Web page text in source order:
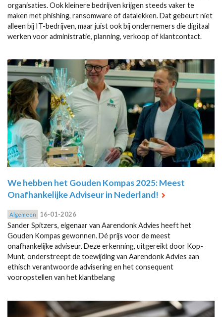
organisaties. Ook kleinere bedrijven krijgen steeds vaker te
maken met phishing, ransomware of datalekken. Dat gebeurt niet
alleen bij IT-bedrijven, maar juist ook bij ondernemers die digitaal
werken voor administratie, planning, verkoop of klantcontact.
We hebben het Gouden Kompas 2025: Meest
Onafhankelijke Adviseur in Nederland!
Algemeen 16-01-2026
Sander Spitzers, eigenaar van Aarendonk Advies heeft het
Gouden Kompas gewonnen. Dé prijs voor de meest
onafhankelijke adviseur. Deze erkenning, uitgereikt door Kop-
Munt, onderstreept de toewijding van Aarendonk Advies aan
ethisch verantwoorde advisering en het consequent
vooropstellen van het klantbelang